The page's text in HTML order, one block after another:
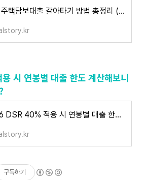
지금 주택담보대출 갈아타기 방법 총정리 (DSR 기준), 남는 돈으로 미국 배당 ETF 추천 비교
시 연봉별 대출 한도 계산해보니
2026 DSR 40% 적용 시 연봉별 대출 한도 계산해보니 실제 가능한 금액은?
구독하기